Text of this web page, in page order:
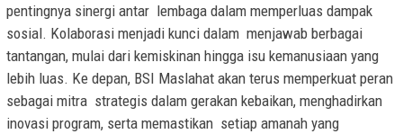
pentingnya sinergi antar lembaga dalam memperluas dampak
sosial. Kolaborasi menjadi kunci dalam menjawab berbagai
tantangan, mulai dari kemiskinan hingga isu kemanusiaan yang
lebih luas. Ke depan, BSI Maslahat akan terus memperkuat peran
sebagai mitra strategis dalam gerakan kebaikan, menghadirkan
inovasi program, serta memastikan setiap amanah yang